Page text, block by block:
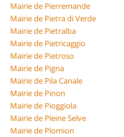
Mairie de Pierremande
Mairie de Pietra di Verde
Mairie de Pietralba
Mairie de Pietricaggio
Mairie de Pietroso
Mairie de Pigna
Mairie de Pila Canale
Mairie de Pinon
Mairie de Pioggiola
Mairie de Pleine Selve
Mairie de Plomion